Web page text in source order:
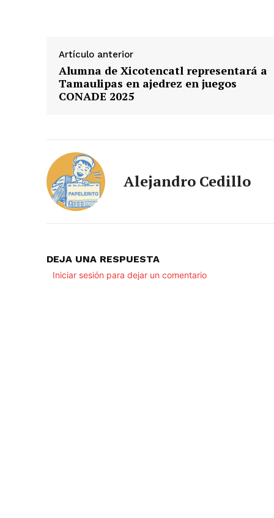
Artículo anterior
Alumna de Xicotencatl representará a
Tamaulipas en ajedrez en juegos
CONADE 2025
Alejandro Cedillo
DEJA UNA RESPUESTA
Iniciar sesión para dejar un comentario